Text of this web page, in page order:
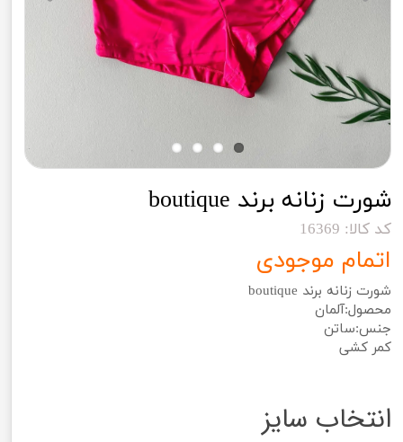
شورت زنانه برند boutique
کد کالا: 16369
اتمام موجودی
شورت زنانه برند boutique
محصول:آلمان
جنس:ساتن
کمر کشی
انتخاب سایز